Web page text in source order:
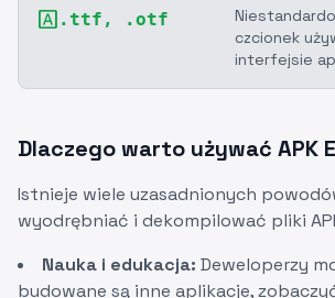
font_download .ttf, .otf
czcionek
interfejsie
Dlaczego warto używać APK
Istnieje wiele uzasadnionych
wyodrębniać i dekompilować pliki
Nauka i edukacja: Deweloperzy
budowane są inne aplikacje,